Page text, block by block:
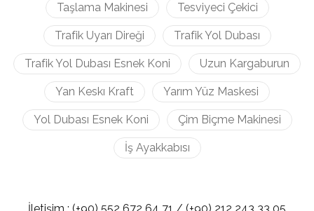
Taşlama Makinesi Tesviyeci Çekici
Trafik Uyarı Direği Trafik Yol Dubası
Trafik Yol Dubası Esnek Koni Uzun Kargaburun
Yan Keskı Kraft Yarım Yüz Maskesi
Yol Dubası Esnek Koni Çim Biçme Makinesi
İş Ayakkabısı